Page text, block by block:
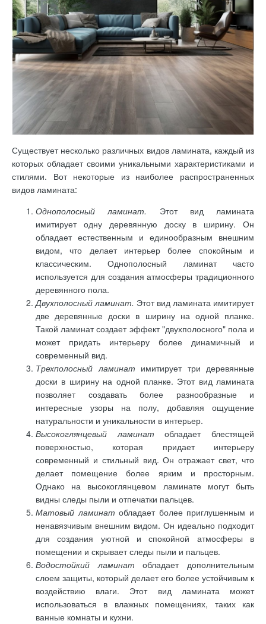
Существует несколько различных видов ламината, каждый из
которых обладает своими уникальными характеристиками и
стилями. Вот некоторые из наиболее распространенных
видов ламината:
Однополосный ламинат.
Этот вид ламината
имитирует одну деревянную доску в ширину. Он
обладает естественным и единообразным внешним
видом, что делает интерьер более спокойным и
классическим. Однополосный ламинат часто
используется для создания атмосферы традиционного
деревянного пола.
Двухполосный ламинат. Этот вид ламината имитирует
две деревянные доски в ширину на одной планке.
Такой ламинат создает эффект "двухполосного" пола и
может придать интерьеру более динамичный и
современный вид.
Трехполосный ламинат имитирует три деревянные
доски в ширину на одной планке. Этот вид ламината
позволяет создавать более разнообразные и
интересные узоры на полу, добавляя ощущение
натуральности и уникальности в интерьер.
Высокоглянцевый ламинат обладает блестящей
поверхностью, которая придает интерьеру
современный и стильный вид. Он отражает свет, что
делает помещение более ярким и просторным.
Однако на высокоглянцевом ламинате могут быть
видны следы пыли и отпечатки пальцев.
Матовый ламинат обладает более приглушенным и
ненавязчивым внешним видом. Он идеально подходит
для создания уютной и спокойной атмосферы в
помещении и скрывает следы пыли и пальцев.
Водостойкий ламинат обладает дополнительным
слоем защиты, который делает его более устойчивым к
воздействию влаги. Этот вид ламината может
использоваться в влажных помещениях, таких как
ванные комнаты и кухни.